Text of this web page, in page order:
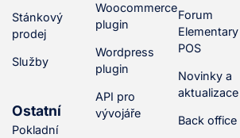
Stánkový
prodej
Služby
Ostatní
Pokladní
Woocommerce
plugin
Wordpress
plugin
API pro
vývojáře
Forum
Elementary
POS
Novinky a
aktualizace
Back office